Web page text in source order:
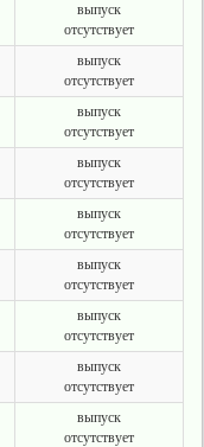
выпуск
отсутствует
выпуск
отсутствует
выпуск
отсутствует
выпуск
отсутствует
выпуск
отсутствует
выпуск
отсутствует
выпуск
отсутствует
выпуск
отсутствует
выпуск
отсутствует